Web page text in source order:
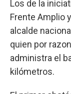
Los de la
Frente Amplio
alcalde
quien por
administra el
kilómetros.